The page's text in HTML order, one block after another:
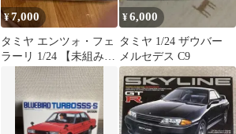
¥7,000
タミヤ エンツォ・フェ
ラーリ 1/24 【未組み
立】イエローNO270
¥6,000
タミヤ 1/24 ザウバー
メルセデス C9